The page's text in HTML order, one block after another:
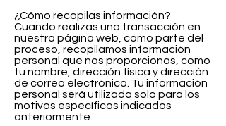
​¿Cómo recopilas información?
Cuando realizas una transacción en
nuestra página web, como parte del
proceso, recopilamos información
personal que nos proporcionas, como
tu nombre, dirección física y dirección
de correo electrónico. Tu información
personal será utilizada solo para los
motivos específicos indicados
anteriormente.